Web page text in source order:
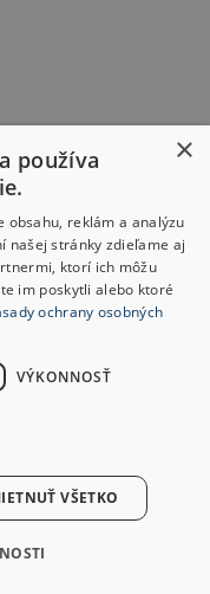
×
používa
obsahu, reklám a analýzu
našej stránky zdieľame aj
ktorí ich môžu
im poskytli alebo ktoré
ochrany osobných
VÝKONNOSŤ
VŠETKO